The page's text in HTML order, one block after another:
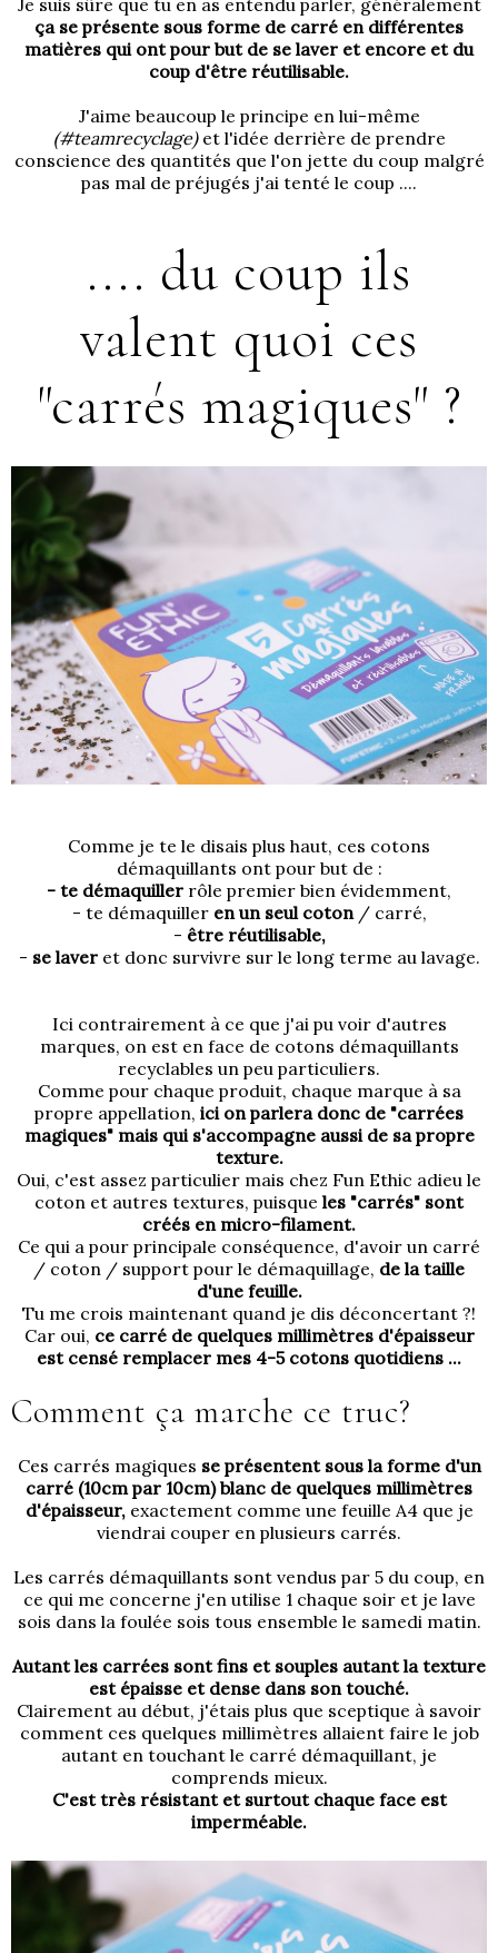
Je suis sûre que tu en as entendu parler, généralement
ça se présente sous forme de carré en différentes
matières qui ont pour but de se laver et encore et du
coup d'être réutilisable.
J'aime beaucoup le principe en lui-même
(#teamrecyclage)et l'idée derrière de prendre
conscience des quantités que l'on jette du coup malgré
pas mal de préjugés j'ai tenté le coup ....
.... du coup ils
valent quoi ces
"carrés magiques" ?
Comme je te le disais plus haut, ces cotons
démaquillants ont pour but de :
- te démaquiller rôle premier bien évidemment,
- te démaquiller en un seul coton/ carré,
- être réutilisable,
- se laveret donc survivre sur le long terme au lavage.
Ici contrairement à ce que j'ai pu voir d'autres
marques, on est en face de cotons démaquillants
recyclables un peu particuliers.
Comme pour chaque produit, chaque marque à sa
propre appellation, ici on parlera donc de "carrées
magiques" mais qui s'accompagne aussi de sa propre
texture.
Oui, c'est assez particulier mais chez Fun Ethic adieu le
coton et autres textures, puisque les "carrés" sont
créés en micro-filament.
Ce qui a pour principale conséquence, d'avoir un carré
/ coton / support pour le démaquillage, de la taille
d'une feuille.
Tu me crois maintenant quand je dis déconcertant ?!
Car oui, ce carré de quelques millimètres d'épaisseur
est censé remplacer mes 4-5 cotons quotidiens ...
Comment ça marche ce truc?
Ces carrés magiques se présentent sous la forme d'un
carré (10cm par 10cm) blanc de quelques millimètres
d'épaisseur, exactement comme une feuille A4 que je
viendrai couper en plusieurs carrés.
Les carrés démaquillants sont vendus par 5 du coup, en
ce qui me concerne j'en utilise 1 chaque soir et je lave
sois dans la foulée sois tous ensemble le samedi matin.
Autant les carrées sont fins et souples autant la texture
est épaisse et dense dans son touché.
Clairement au début, j'étais plus que sceptique à savoir
comment ces quelques millimètres allaient faire le job
autant en touchant le carré démaquillant, je
comprends mieux.
C'est très résistant et surtout chaque face est
imperméable.